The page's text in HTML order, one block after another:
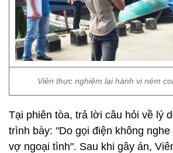
Viên thực nghiệm lại hành vi ném
Tại phiên tòa, trả lời câu hỏi về lý
trình bày: "Do gọi điện không
vợ ngoại tình". Sau khi gây án,